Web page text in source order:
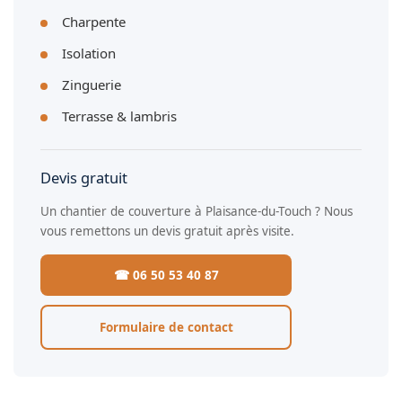
Charpente
Isolation
Zinguerie
Terrasse & lambris
Devis gratuit
Un chantier de couverture à Plaisance-du-Touch ? Nous
vous remettons un devis gratuit après visite.
☎ 06 50 53 40 87
Formulaire de contact